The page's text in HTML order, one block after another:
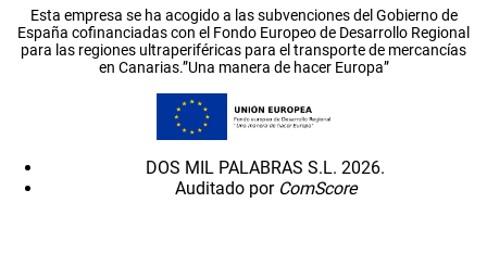
Esta empresa se ha acogido a las subvenciones del Gobierno de
España cofinanciadas con el Fondo Europeo de Desarrollo Regional
para las regiones ultraperiféricas para el transporte de mercancías
en Canarias.”Una manera de hacer Europa”
DOS MIL PALABRAS S.L. 2026.
Auditado por ComScore